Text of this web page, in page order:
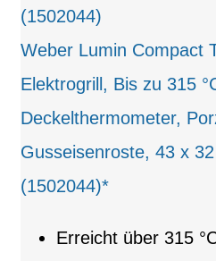
Weber Lumin Compact
Elektrogrill, Bis zu 315
Deckelthermometer,
Gusseisenroste, 43 x
(1502044)*
Erreicht über 315